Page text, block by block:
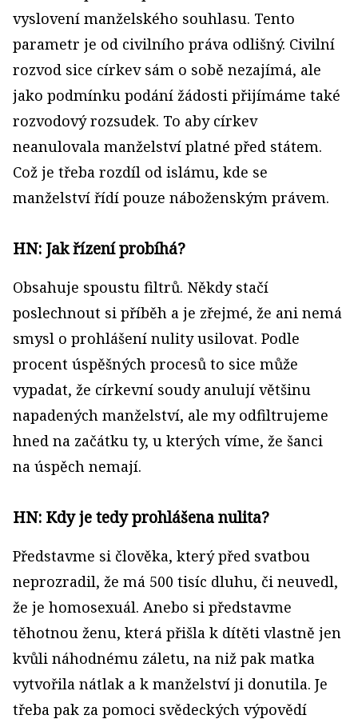
vyslovení manželského souhlasu. Tento
parametr je od civilního práva odlišný. Civilní
rozvod sice církev sám o sobě nezajímá, ale
jako podmínku podání žádosti přijímáme také
rozvodový rozsudek. To aby církev
neanulovala manželství platné před státem.
Což je třeba rozdíl od islámu, kde se
manželství řídí pouze náboženským právem.
HN: Jak řízení probíhá?
Obsahuje spoustu filtrů. Někdy stačí
poslechnout si příběh a je zřejmé, že ani nemá
smysl o prohlášení nulity usilovat. Podle
procent úspěšných procesů to sice může
vypadat, že církevní soudy anulují většinu
napadených manželství, ale my odfiltrujeme
hned na začátku ty, u kterých víme, že šanci
na úspěch nemají.
HN: Kdy je tedy prohlášena nulita?
Představme si člověka, který před svatbou
neprozradil, že má 500 tisíc dluhu, či neuvedl,
že je homosexuál. Anebo si představme
těhotnou ženu, která přišla k dítěti vlastně jen
kvůli náhodnému záletu, na niž pak matka
vytvořila nátlak a k manželství ji donutila. Je
třeba pak za pomoci svědeckých výpovědí